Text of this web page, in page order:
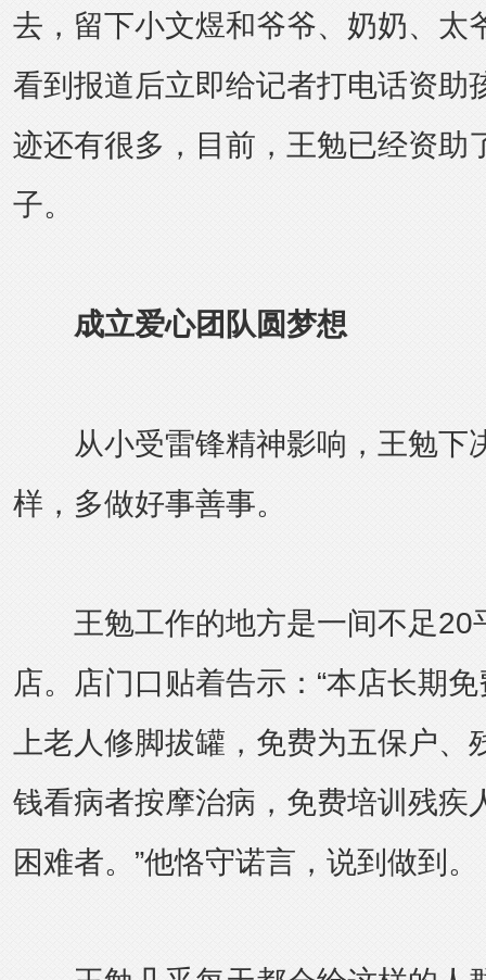
去，留下小文煜和爷爷、奶奶、太
看到报道后立即给记者打电话资助
迹还有很多，目前，王勉已经资助
子。
成立爱心团队圆梦想
从小受雷锋精神影响，王勉下
样，多做好事善事。
王勉工作的地方是一间不足20
店。店门口贴着告示：“本店长期
上老人修脚拔罐，免费为五保户
钱看病者按摩治病，免费培训残疾
困难者。”他恪守诺言，说到做到。